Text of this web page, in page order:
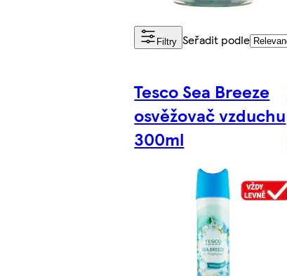
Filtry Seřadit podle
Tesco Sea Breeze
osvěžovač vzduchu
300ml